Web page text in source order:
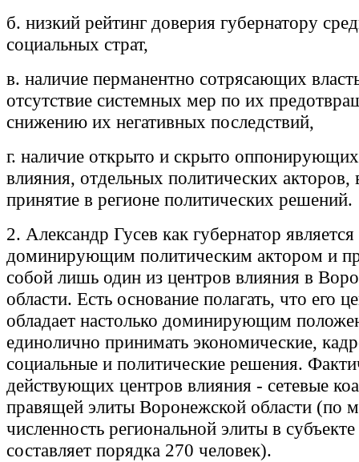
б. низкий рейтинг доверия губернатору
социальных страт,
в. наличие перманентно сотрясающих
отсутствие системных мер по их
снижению их негативных последствий,
г. наличие открыто и скрыто
влияния, отдельных политических
принятие в регионе политических решений.
2. Александр Гусев как губернатор является
доминирующим политическим актором и
собой лишь один из центров влияния в
области. Есть основание полагать, что его
обладает настолько доминирующим
единолично принимать экономические,
социальные и политические решения.
действующих центров влияния - сетевые
правящей элиты Воронежской области (по
численность региональной элиты в
составляет порядка 270 человек).